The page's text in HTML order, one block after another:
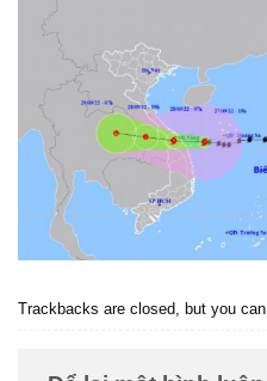
Trackbacks are closed, but you can